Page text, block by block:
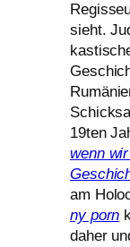
sieht.
19ten
wenn
am
ny porn
daher